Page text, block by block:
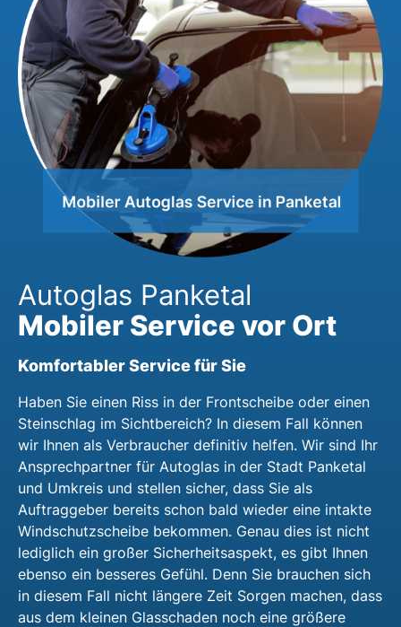
Autoglas Panketal
Mobiler Service vor Ort
Komfortabler Service für Sie
Haben Sie einen Riss in der Frontscheibe oder einen
Steinschlag im Sichtbereich? In diesem Fall können
wir Ihnen als Verbraucher definitiv helfen. Wir sind Ihr
Ansprechpartner für Autoglas in der Stadt Panketal
und Umkreis und stellen sicher, dass Sie als
Auftraggeber bereits schon bald wieder eine intakte
Windschutzscheibe bekommen. Genau dies ist nicht
lediglich ein großer Sicherheitsaspekt, es gibt Ihnen
ebenso ein besseres Gefühl. Denn Sie brauchen sich
in diesem Fall nicht längere Zeit Sorgen machen, dass
aus dem kleinen Glasschaden noch eine größere